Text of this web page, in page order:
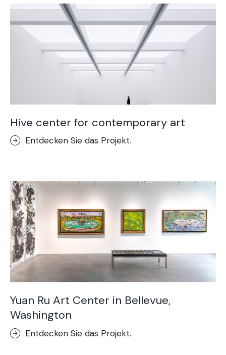
Hive center for contemporary art
Entdecken Sie das Projekt.
Yuan Ru Art Center in Bellevue,
Washington
Entdecken Sie das Projekt.